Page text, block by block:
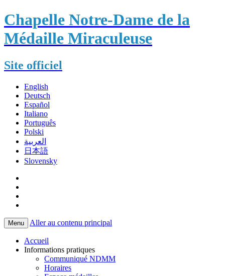
Chapelle Notre-Dame de la
Médaille Miraculeuse
Site officiel
English
Deutsch
Español
Italiano
Português
Polski
العربية
日本語
Slovensky
Menu Aller au contenu principal
Accueil
Informations pratiques
Communiqué NDMM
Horaires